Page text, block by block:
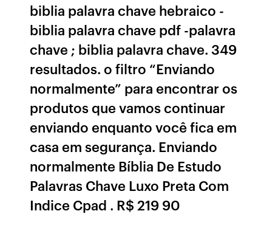
biblia palavra chave hebraico -
biblia palavra chave pdf -palavra
chave ; biblia palavra chave. 349
resultados. o filtro “Enviando
normalmente” para encontrar os
produtos que vamos continuar
enviando enquanto você fica em
casa em segurança. Enviando
normalmente Bíblia De Estudo
Palavras Chave Luxo Preta Com
Indice Cpad . R$ 219 90